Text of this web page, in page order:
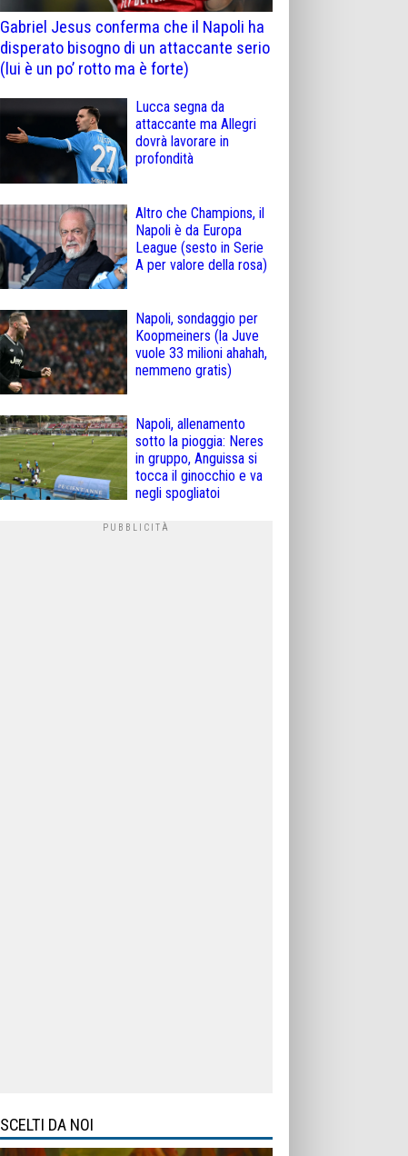
Gabriel Jesus conferma che il Napoli ha
disperato bisogno di un attaccante serio
(lui è un po’ rotto ma è forte)
Lucca segna da
attaccante ma Allegri
dovrà lavorare in
profondità
Altro che Champions, il
Napoli è da Europa
League (sesto in Serie
A per valore della rosa)
Napoli, sondaggio per
Koopmeiners (la Juve
vuole 33 milioni ahahah,
nemmeno gratis)
Napoli, allenamento
sotto la pioggia: Neres
in gruppo, Anguissa si
tocca il ginocchio e va
negli spogliatoi
SCELTI DA NOI